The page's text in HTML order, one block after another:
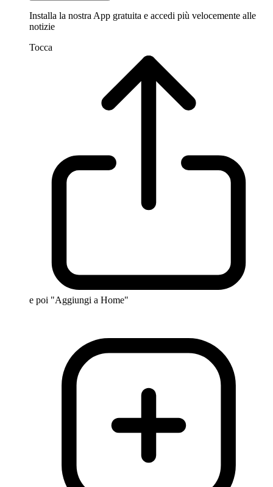
Installa la nostra App gratuita e accedi più velocemente alle
notizie
Tocca
e poi "Aggiungi a Home"